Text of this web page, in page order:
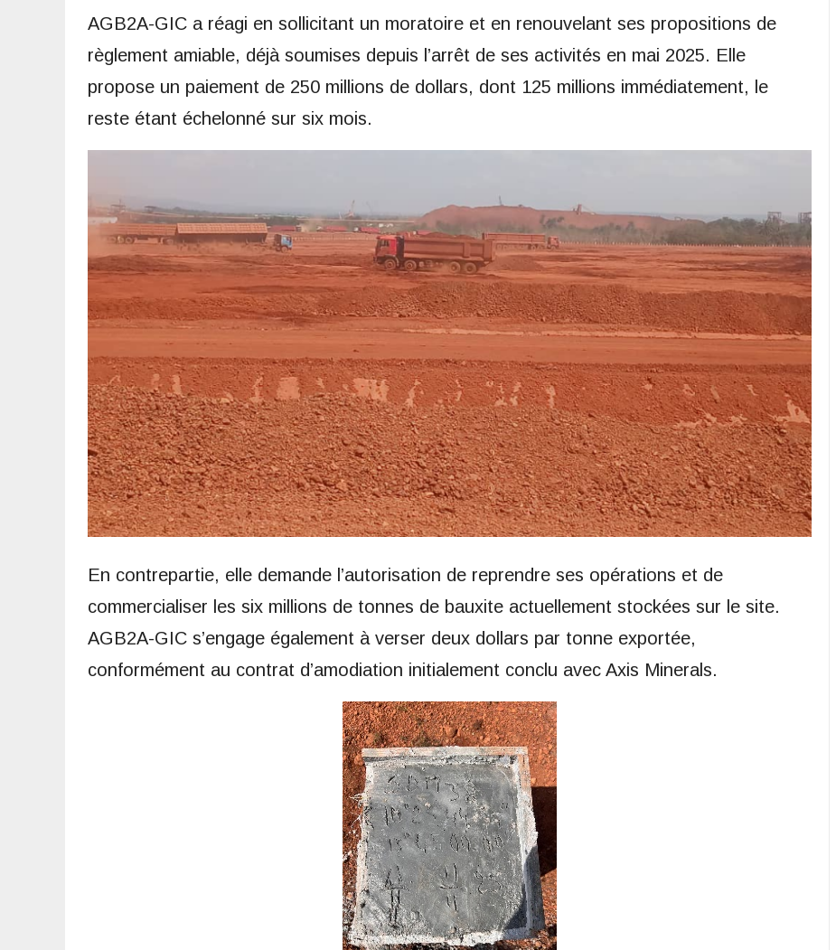
AGB2A-GIC a réagi en sollicitant un moratoire et en renouvelant ses propositions de
règlement amiable, déjà soumises depuis l’arrêt de ses activités en mai 2025. Elle
propose un paiement de 250 millions de dollars, dont 125 millions immédiatement, le
reste étant échelonné sur six mois.
En contrepartie, elle demande l’autorisation de reprendre ses opérations et de
commercialiser les six millions de tonnes de bauxite actuellement stockées sur le site.
AGB2A-GIC s’engage également à verser deux dollars par tonne exportée,
conformément au contrat d’amodiation initialement conclu avec Axis Minerals.